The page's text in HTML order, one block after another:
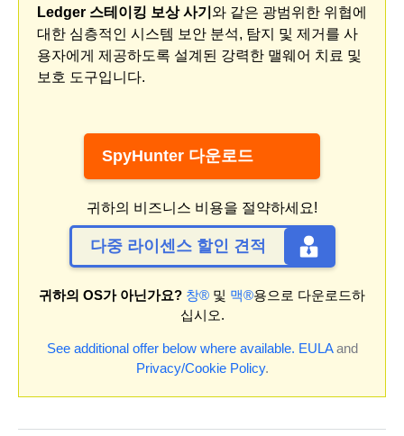
Ledger 스테이킹 보상 사기 와 같은 광범위한 위협에
대한 심층적인 시스템 보안 분석, 탐지 및 제거를 사
용자에게 제공하도록 설계된 강력한 맬웨어 치료 및
보호 도구입니다.
SpyHunter 다운로드
귀하의 비즈니스 비용을 절약하세요!
다중 라이센스 할인 견적
귀하의 OS가 아닌가요? 창® 및 맥®용으로 다운로드하
십시오.
See additional offer below where available. EULAand
Privacy/Cookie Policy.